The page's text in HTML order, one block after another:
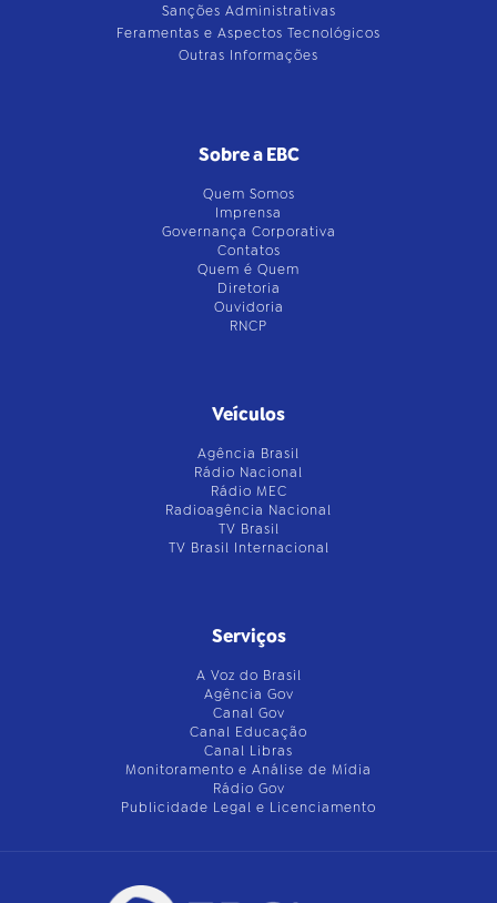
Sanções Administrativas
Feramentas e Aspectos Tecnológicos
Outras Informações
Sobre a EBC
Quem Somos
Imprensa
Governança Corporativa
Contatos
Quem é Quem
Diretoria
Ouvidoria
RNCP
Veículos
Agência Brasil
Rádio Nacional
Rádio MEC
Radioagência Nacional
TV Brasil
TV Brasil Internacional
Serviços
A Voz do Brasil
Agência Gov
Canal Gov
Canal Educação
Canal Libras
Monitoramento e Análise de Mídia
Rádio Gov
Publicidade Legal e Licenciamento